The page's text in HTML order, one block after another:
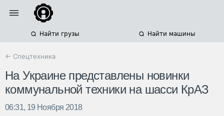
Найти грузы Найти машины
← Спецтехника
На Украине представлены новинки
коммунальной техники на шасси КрАЗ
06:31, 19 Ноября 2018